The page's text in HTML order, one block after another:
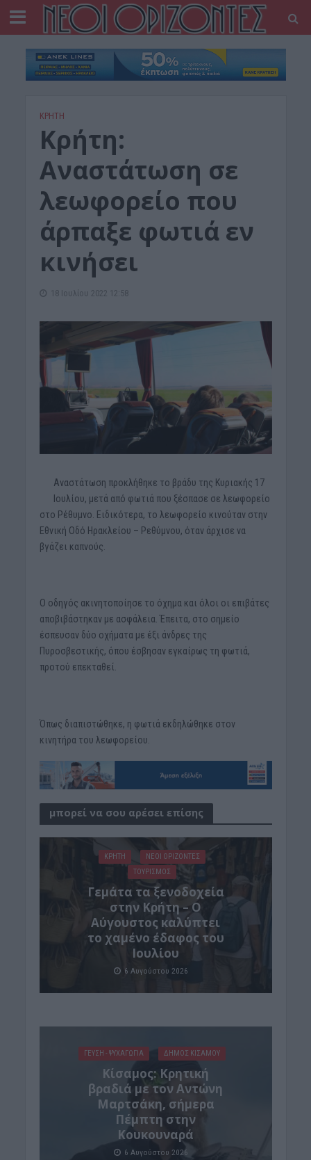
ΚΡΗΤΗ
Κρήτη:
Αναστάτωση σε
λεωφορείο που
άρπαξε φωτιά εν
κινήσει
18 Ιουλίου 2022 12:58
Αναστάτωση προκλήθηκε το βράδυ της Κυριακής 17
Ιουλίου, μετά από φωτιά που ξέσπασε σε λεωφορείο
στο Ρέθυμνο. Ειδικότερα, το λεωφορείο κινούταν στην
Εθνική Οδό Ηρακλείου – Ρεθύμνου, όταν άρχισε να
βγάζει καπνούς.
Ο οδηγός ακινητοποίησε το όχημα και όλοι οι επιβάτες
αποβιβάστηκαν με ασφάλεια. Έπειτα, στο σημείο
έσπευσαν δύο οχήματα με έξι άνδρες της
Πυροσβεστικής, όπου έσβησαν εγκαίρως τη φωτιά,
προτού επεκταθεί.
Όπως διαπιστώθηκε, η φωτιά εκδηλώθηκε στον
κινητήρα του λεωφορείου.
μπορεί να σου αρέσει επίσης
ΚΡΗΤΗ
ΝΕΟΙ ΟΡΙΖΟΝΤΕΣ
ΤΟΥΡΙΣΜΟΣ
Γεμάτα τα ξενοδοχεία
στην Κρήτη – Ο
Αύγουστος καλύπτει
το χαμένο έδαφος του
Ιουλίου
6 Αυγούστου 2026
ΓΕΎΣΗ - ΨΥΧΑΓΩΓΊΑ ΔΉΜΟΣ ΚΙΣΆΜΟΥ
Kίσαμος: Κρητική
βραδιά με τον Αντώνη
Μαρτσάκη, σήμερα
Πέμπτη στην
Κουκουναρά
6 Αυγούστου 2026